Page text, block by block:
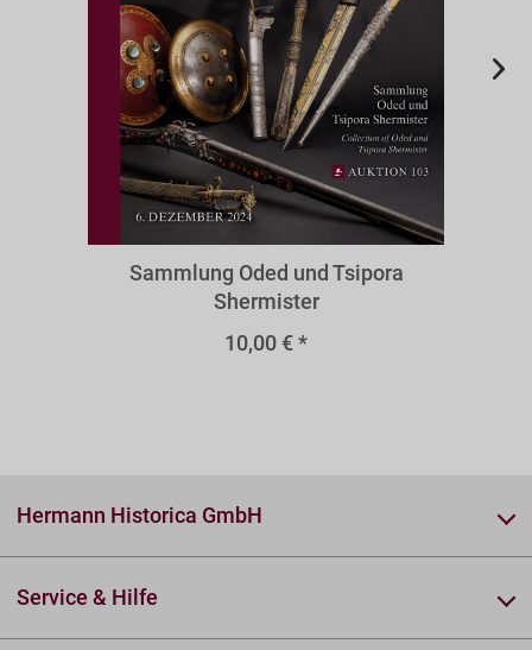
O103isr
Sammlung Oded und Tsipora
Shermister
10,00 € *
Hermann Historica GmbH
Service & Hilfe